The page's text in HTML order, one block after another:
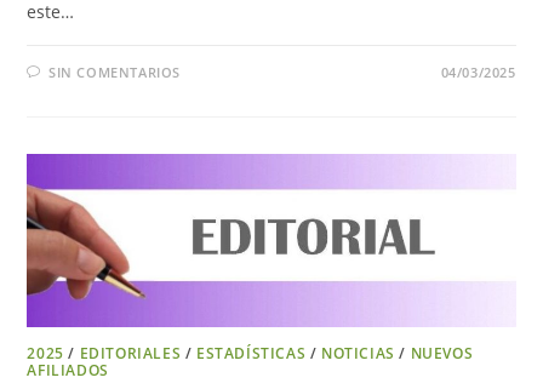
este…
SIN COMENTARIOS 04/03/2025
2025 / EDITORIALES / ESTADÍSTICAS / NOTICIAS / NUEVOS
AFILIADOS